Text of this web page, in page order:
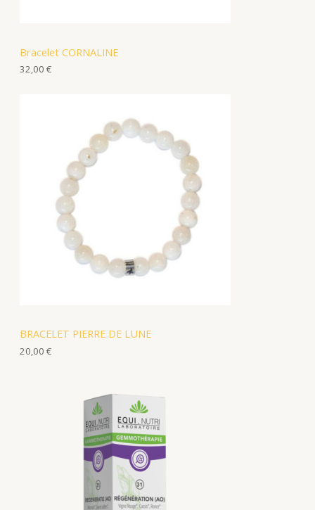
Bracelet CORNALINE
32,00 €
BRACELET PIERRE DE LUNE
20,00 €